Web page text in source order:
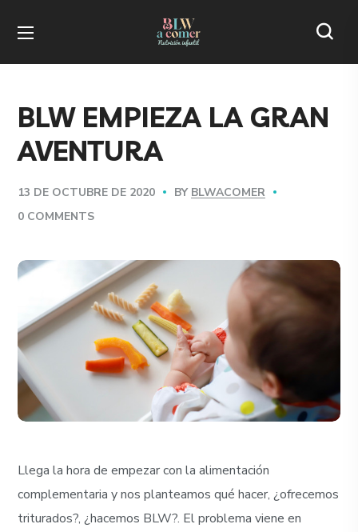
BLW EMPIEZA LA GRAN
AVENTURA
13 DE OCTUBRE DE 2020 BY BLWACOMER
0 COMMENTS
Llega la hora de empezar con la alimentación
complementaria y nos planteamos qué hacer, ¿ofrecemos
triturados?, ¿hacemos BLW?. El problema viene en